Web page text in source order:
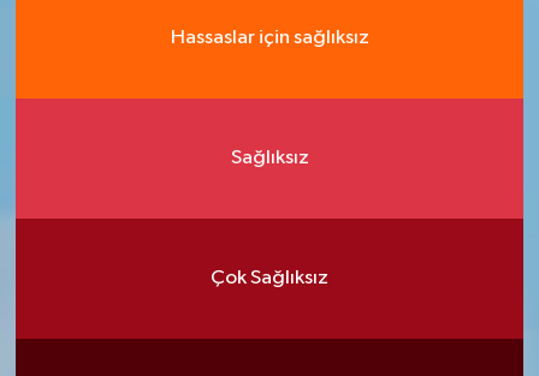
Hassaslar için sağlıksız
Sağlıksız
Çok Sağlıksız